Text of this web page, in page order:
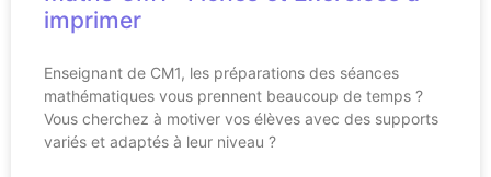
imprimer
Enseignant de CM1, les préparations des séances
mathématiques vous prennent beaucoup de temps ?
Vous cherchez à motiver vos élèves avec des supports
variés et adaptés à leur niveau ?